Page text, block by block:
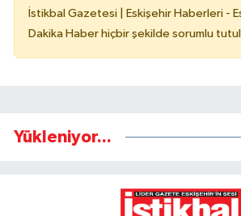
İstikbal Gazetesi | Eskişehir Haberleri -
Dakika Haber hiçbir şekilde sorumlu
Yükleniyor...